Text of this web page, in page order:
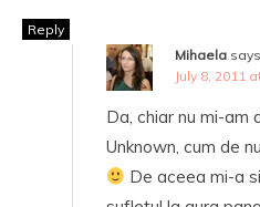
Reply
Mihaela
July 8, 2011
Da, chiar nu mi-am
Unknown, cum de
De aceea mi-a